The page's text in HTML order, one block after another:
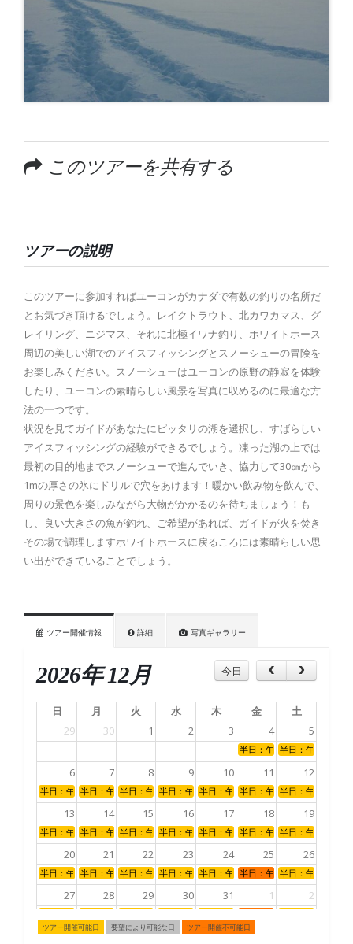
このツアーを共有する
ツアーの説明
このツアーに参加すればユーコンがカナダで有数の釣りの名所だ
とお気づき頂けるでしょう。レイクトラウト、北カワカマス、グ
レイリング、ニジマス、それに北極イワナ釣り、ホワイトホース
周辺の美しい湖でのアイスフィッシングとスノーシューの冒険を
お楽しみください。スノーシューはユーコンの原野の静寂を体験
したり、ユーコンの素晴らしい風景を写真に収めるのに最適な方
法の一つです。
状況を見てガイドがあなたにピッタリの湖を選択し、すばらしい
アイスフィッシングの経験ができるでしょう。凍った湖の上では
最初の目的地までスノーシューで進んでいき、協力して30㎝から
1mの厚さの氷にドリルで穴をあけます！暖かい飲み物を飲んで、
周りの景色を楽しみながら大物がかかるのを待ちましょう！も
し、良い大きさの魚が釣れ、ご希望があれば、ガイドが火を焚き
その場で調理しますホワイトホースに戻るころには素晴らしい思
い出ができていることでしょう。
ツアー開催情報 詳細 写真ギャラリー
2026年 12月 今日
日 月 火 水 木 金
土
29
30 1 2 3 4 5
半日：午後半日：午後
6 7 8 9 10 11 12
半日：午後半日：午後半日：午後半日：午後半日：午後半日：午後半日：午後
13 14 15 16 17 18 19
半日：午後半日：午後半日：午後半日：午後半日：午後半日：午後半日：午後
20 21 22 23 24 25 26
半日：午後半日：午後半日：午後半日：午後半日：午後半日：午後半日：午後
27 28 29 30 31 1 2
3 4 5 6 7
ツアー開催可能日 要望により可能な日 ツアー開催不可能日